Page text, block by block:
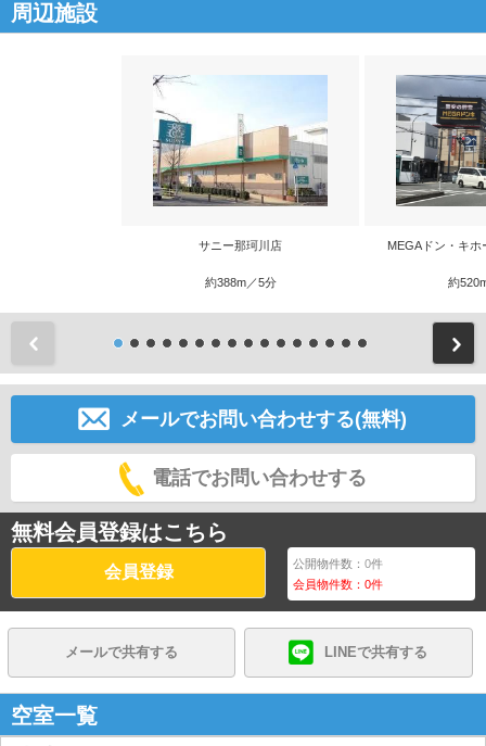
周辺施設
サニー那珂川店
約388m／5分
MEGAドン・キホ
約
メールでお問い合わせする(無料)
電話でお問い合わせする
無料会員登録はこちら
会員登録 公開物件数：0件
会員物件数：0件
メールで共有する LINEで共有する
空室一覧